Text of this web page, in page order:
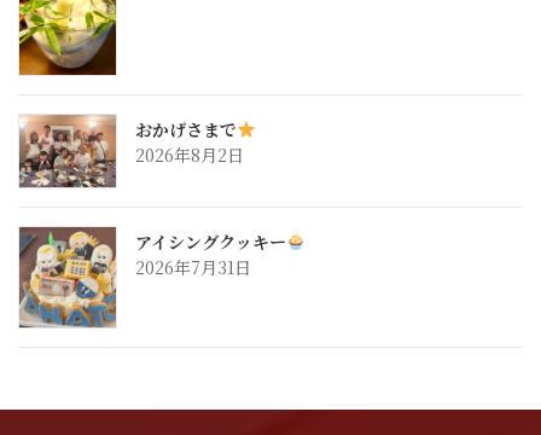
おかげさまで
2026年8月2日
アイシングクッキー
2026年7月31日